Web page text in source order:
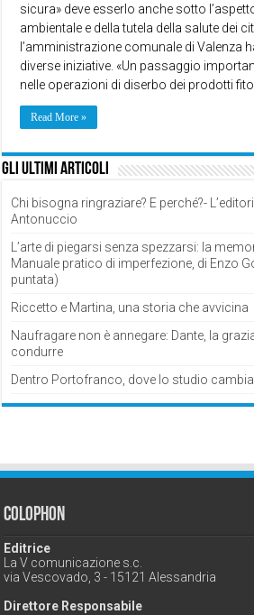
sicura» deve esserlo anche sotto
ambientale e della tutela della salute dei
l’amministrazione comunale di Valenza
diverse iniziative. «Un passaggio
nelle operazioni di diserbo dei prodotti
Read More »
Gli ultimi articoli
Chi bisogna ringraziare? E perché?-
Antonuccio
L’arte di piegarsi senza spezzarsi: la
Manuale pratico di imperfezione, di Enzo
puntata)
Riccetto e Martina, una storia che avvicina
Naufragare non è annegare: Dante, la
condurre
Dentro Portofranco, dove lo studio
Colophon
Editrice
La V comunicazione s.c.
via Vescovado, 3 - 15121 Alessandria
Direttore Responsabile